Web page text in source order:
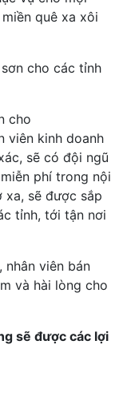
quê xa xôi
cho các tỉnh
cho
viên kinh doanh
sẽ có đội ngũ
phí trong nội
xa, sẽ được sắp
tỉnh, tới tận nơi
nhân viên bán
và hài lòng cho
sẽ được các lợi